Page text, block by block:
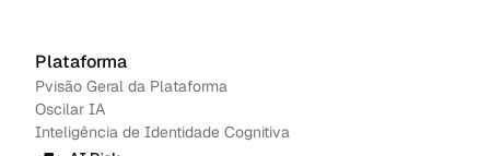
Plataforma
Pvisão Geral da Plataforma
Oscilar IA
Inteligência de Identidade Cognitiva